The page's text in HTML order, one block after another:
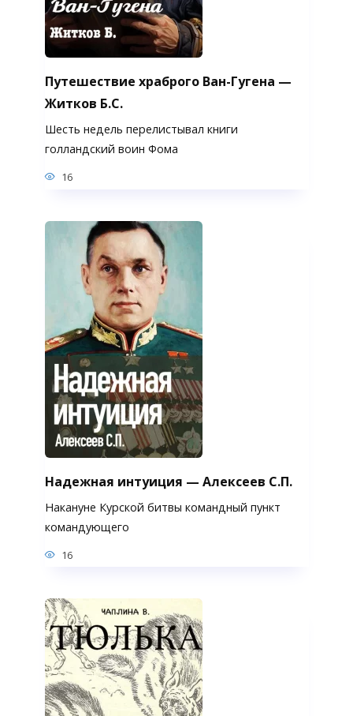
Путешествие храброго Ван-Гугена —
Житков Б.С.
Шесть недель перелистывал книги
голландский воин Фома
16
Надежная интуиция — Алексеев С.П.
Накануне Курской битвы командный пункт
командующего
16